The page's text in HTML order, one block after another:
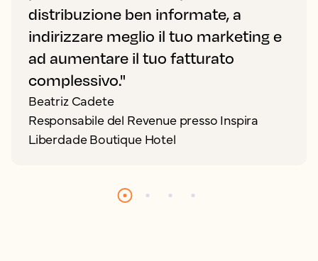
distribuzione ben informate, a
indirizzare meglio il tuo marketing e
ad aumentare il tuo fatturato
complessivo."
Beatriz Cadete
Responsabile del Revenue presso Inspira
Liberdade Boutique Hotel